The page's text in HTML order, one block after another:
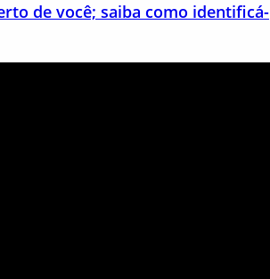
de você; saiba como identificá-